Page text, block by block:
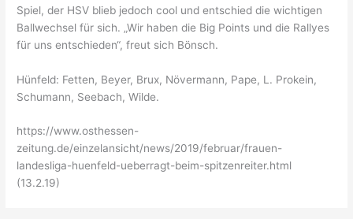
Spiel, der HSV blieb jedoch cool und entschied die wichtigen
Ballwechsel für sich. „Wir haben die Big Points und die Rallyes
für uns entschieden“, freut sich Bönsch.
Hünfeld: Fetten, Beyer, Brux, Növermann, Pape, L. Prokein,
Schumann, Seebach, Wilde.
https://www.osthessen-
zeitung.de/einzelansicht/news/2019/februar/frauen-
landesliga-huenfeld-ueberragt-beim-spitzenreiter.html
(13.2.19)